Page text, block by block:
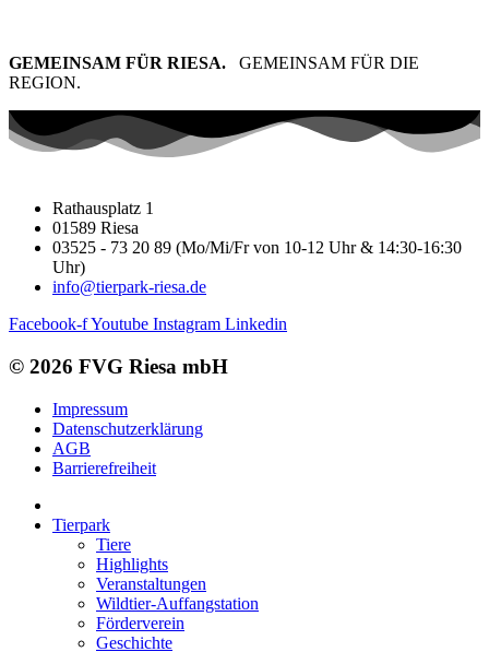
GEMEINSAM FÜR RIESA. GEMEINSAM FÜR DIE
REGION.
Rathausplatz 1
01589 Riesa
03525 - 73 20 89 (Mo/Mi/Fr von 10-12 Uhr & 14:30-16:30
Uhr)
info@tierpark-riesa.de
Facebook-fYoutube Instagram Linkedin
© 2026 FVG Riesa mbH
Impressum
Datenschutzerklärung
AGB
Barrierefreiheit
Tierpark
Tiere
Highlights
Veranstaltungen
Wildtier-Auffangstation
Förderverein
Geschichte